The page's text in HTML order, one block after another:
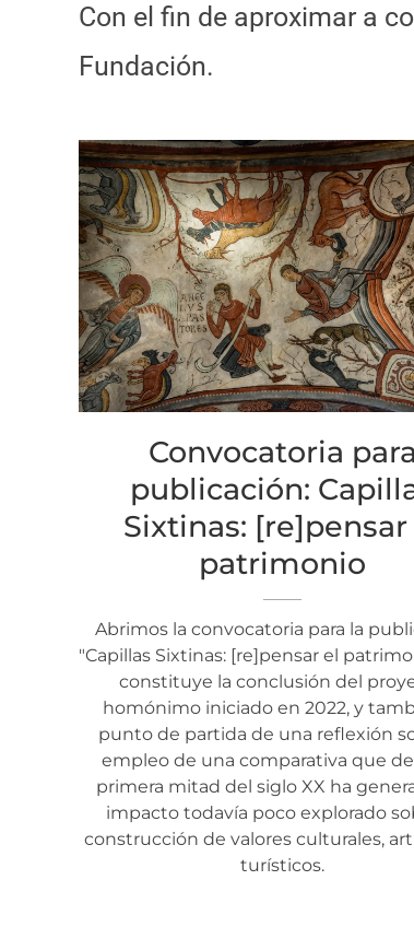
Con el fin de aproximar a
Fundación.
Convocatoria para
publicación:
Sixtinas: [re]pensar
patrimonio
Abrimos la convocatoria para la
"Capillas Sixtinas: [re]pensar el
constituye la conclusión del
homónimo iniciado en 2022, y
punto de partida de una reflexión
empleo de una comparativa que
primera mitad del siglo XX ha
impacto todavía poco explorado
construcción de valores culturales,
turísticos.